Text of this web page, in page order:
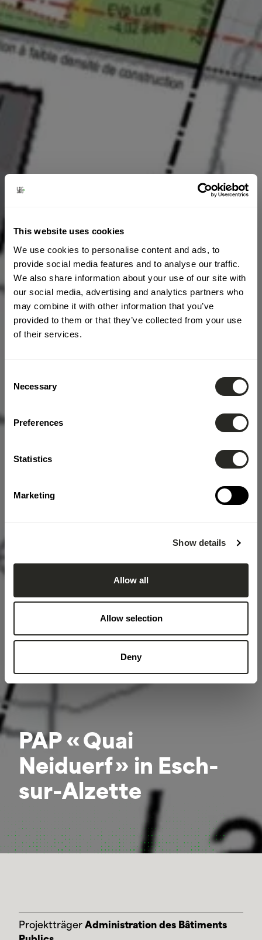
This website uses cookies
We use cookies to personalise content and ads, to
provide social media features and to analyse our traffic.
We also share information about your use of our site with
our social media, advertising and analytics partners who
may combine it with other information that you’ve
provided to them or that they’ve collected from your use
of their services.
Selection
Necessary
Preferences
Statistics
Marketing
Show details
Allow all
Allow selection
Deny
PAP « Quai
Neiduerf » in Esch-
sur-Alzette
Projektträger Administration des Bâtiments